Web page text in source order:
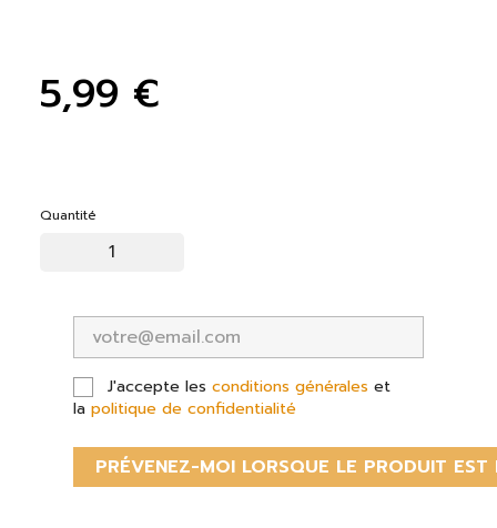
5,99 €
Quantité
J'accepte les conditions générales et
la politique de confidentialité
PRÉVENEZ-MOI LORSQUE LE PRODUIT EST